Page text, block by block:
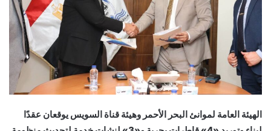
الهيئة العامة لموانئ البحر الأحمر وهيئة قناة السويس يوقعان عقدًا